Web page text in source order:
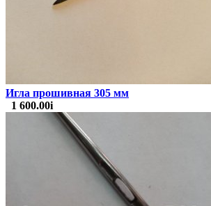
Игла прошивная 305 мм
1 600.00i